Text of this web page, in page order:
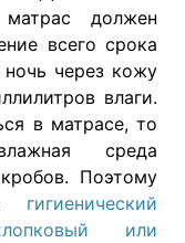
должен
всего срока
через кожу
влаги.
в матрасе, то
среда
Поэтому
гигиенический
или